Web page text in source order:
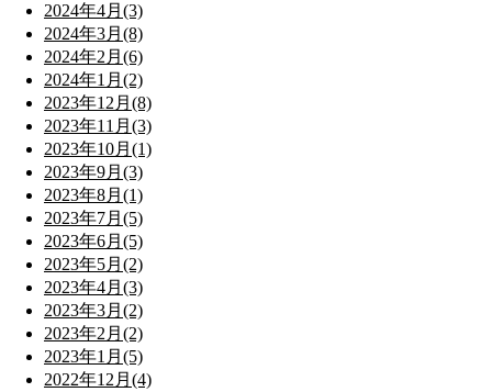
2024年4月(3)
2024年3月(8)
2024年2月(6)
2024年1月(2)
2023年12月(8)
2023年11月(3)
2023年10月(1)
2023年9月(3)
2023年8月(1)
2023年7月(5)
2023年6月(5)
2023年5月(2)
2023年4月(3)
2023年3月(2)
2023年2月(2)
2023年1月(5)
2022年12月(4)